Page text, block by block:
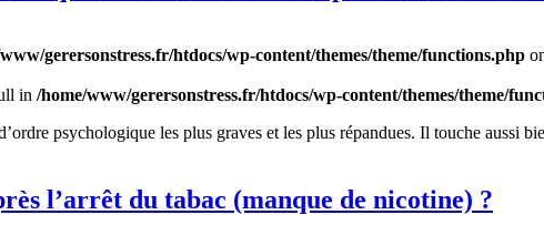
gerersonstress.fr/htdocs/wp-content/themes/theme/functions.php
in /home/www/gerersonstress.fr/htdocs/wp-content/themes/theme/
psychologique les plus graves et les plus répandues. Il touche aussi
l’arrêt du tabac (manque de nicotine) ?